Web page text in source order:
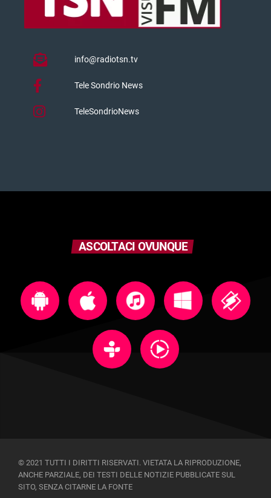
info@radiotsn.tv
Tele Sondrio News
TeleSondrioNews
ASCOLTACI OVUNQUE
© 2021 TUTTI I DIRITTI RISERVATI. VIETATA LA RIPRODUZIONE,
ANCHE PARZIALE, DEI TESTI DELLE NOTIZIE PUBBLICATE SUL
SITO, SENZA CITARNE LA FONTE